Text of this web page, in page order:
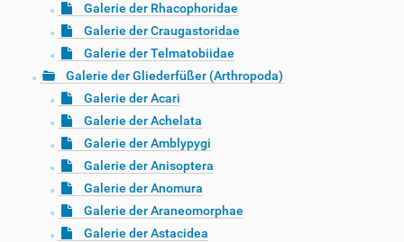
Galerie der Rhacophoridae
Galerie der Craugastoridae
Galerie der Telmatobiidae
Galerie der Gliederfüßer (Arthropoda)
Galerie der Acari
Galerie der Achelata
Galerie der Amblypygi
Galerie der Anisoptera
Galerie der Anomura
Galerie der Araneomorphae
Galerie der Astacidea